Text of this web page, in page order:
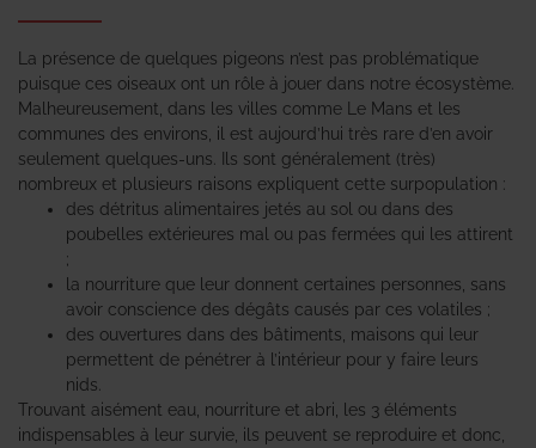
La présence de quelques pigeons n’est pas problématique
puisque ces oiseaux ont un rôle à jouer dans notre écosystème.
Malheureusement, dans les villes comme Le Mans et les
communes des environs, il est aujourd’hui très rare d’en avoir
seulement quelques-uns. Ils sont généralement (très)
nombreux et plusieurs raisons expliquent cette surpopulation :
des détritus alimentaires jetés au sol ou dans des
poubelles extérieures mal ou pas fermées qui les attirent
;
la nourriture que leur donnent certaines personnes, sans
avoir conscience des dégâts causés par ces volatiles ;
des ouvertures dans des bâtiments, maisons qui leur
permettent de pénétrer à l’intérieur pour y faire leurs
nids.
Trouvant aisément eau, nourriture et abri, les 3 éléments
indispensables à leur survie, ils peuvent se reproduire et donc,